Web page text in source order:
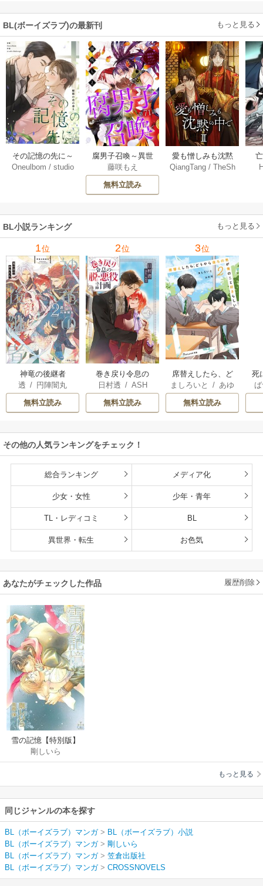
版】
BL(ボーイズラブ)の最新刊 もっと見る
その記憶の先に～
秘密の花の香り～
Oneulbom / studio
腐男子召喚～異世
界で神獣にハメら
れました～ 分冊版
71巻
藤咲もえ
無料立読み
愛も憎しみも沈黙
の中で【タテヨ
QiangTang/ TheSh
BL小説ランキング もっと見る
1位
神竜の後継者
透 / 円陣闇丸
無料立読み
2位
巻き戻り令息の
脱・悪役計画
日村透 / ASH
無料立読み
3位
席替えしたら、ど
うやら後ろの男が
俺のこと好きらし
い
ましろいと / あゆ
河
無料立読み
死
その他の人気ランキングをチェック！
総合ランキング メディア化
少女・女性 少年・青年
TL・レディコミ BL
異世界・転生 お色気
あなたがチェックした作品 履歴削除
雪の記憶【特別版】
剛しいら
もっと見る
同じジャンルの本を探す
BL（ボーイズラブ）マンガ> BL（ボーイズラブ）小説
BL（ボーイズラブ）マンガ> 剛しいら
BL（ボーイズラブ）マンガ> 笠倉出版社
BL（ボーイズラブ）マンガ> CROSSNOVELS